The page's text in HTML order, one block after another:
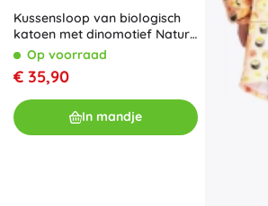
Kussensloop van biologisch
katoen met dinomotief Nature
Planet
Op voorraad
€ 35,90
In mandje